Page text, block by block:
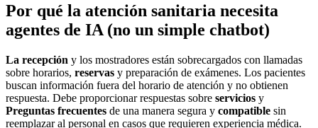
Por qué la atención sanitaria necesita
agentes de IA (no un simple chatbot)
La recepción y los mostradores están sobrecargados con llamadas
sobre horarios, reservas y preparación de exámenes. Los pacientes
buscan información fuera del horario de atención y no obtienen
respuesta. Debe proporcionar respuestas sobre servicios y
Preguntas frecuentes de una manera segura y compatible sin
reemplazar al personal en casos que requieren experiencia médica.